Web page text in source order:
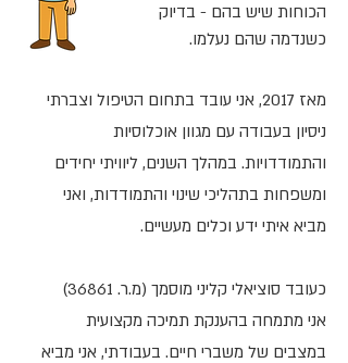
הכוחות שיש בהם - בדיוק
כשנדמה שהם נעלמו.
מאז 2017, אני עובד בתחום הטיפול וצברתי
ניסיון בעבודה עם מגוון אוכלוסיות
והתמודדויות. במהלך השנים, ליוויתי יחידים
ומשפחות בתהליכי שינוי והתמודדות, ואני
מביא איתי ידע וכלים מעשיים.
כעובד סוציאלי קליני מוסמך (מ.ר. 36861)
אני מתמחה בהענקת תמיכה מקצועית
במצבים של משברי חיים. בעבודתי, אני מביא